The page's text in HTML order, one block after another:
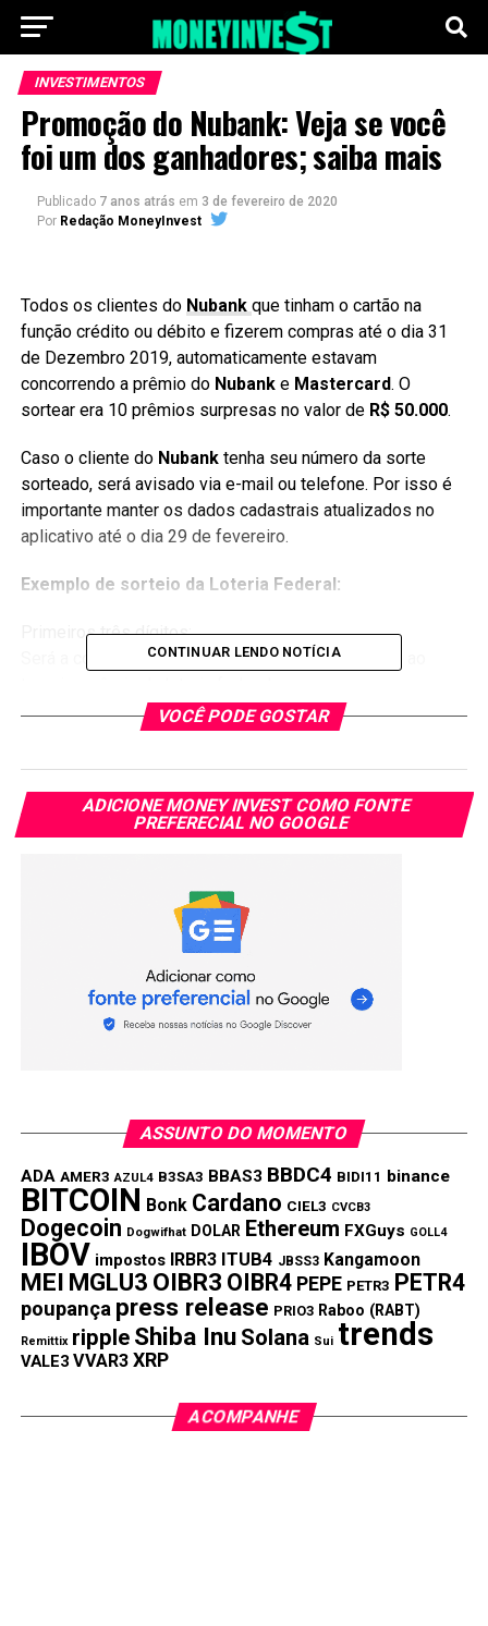
INVESTIMENTOS
Promoção do Nubank: Veja se você
foi um dos ganhadores; saiba mais
Publicado 7 anos atrás em 3 de fevereiro de 2020
Por Redação MoneyInvest
Todos os clientes do Nubank que tinham o cartão na
função crédito ou débito e fizerem compras até o dia 31
de Dezembro 2019, automaticamente estavam
concorrendo a prêmio do Nubank e Mastercard. O
sortear era 10 prêmios surpresas no valor de R$ 50.000.
Caso o cliente do Nubanktenha seu número da sorte
sorteado, será avisado via e-mail ou telefone. Por isso é
importante manter os dados cadastrais atualizados no
aplicativo até o dia 29 de fevereiro.
Exemplo de sorteio da Loteria Federal:
Primeiros três dígitos:
Será a combinação da casa da dezena do primeiro ao
Últimos cinco dígitos:
O sorteio foi realizado pela Loteria
Federal no dia 01 de Fevereiro de
1° 47.258
2° 07.196
3° 89.369
4° 01.136
5° 79.861
Números da sorte do Nubank:
2° 596/86.962
CONTINUAR LENDO NOTÍCIA
VOCÊ PODE GOSTAR
ADICIONE MONEY INVEST COMO FONTE
PREFERECIAL NO GOOGLE
ASSUNTO DO MOMENTO
ADA AMER3 AZUL4 B3SA3 BBAS3 BBDC4 BIDI11 binance
BITCOIN Bonk Cardano CIEL3 CVCB3
Dogecoin Dogwifhat DOLAR Ethereum FXGuys GOLL4
IBOV impostos IRBR3 ITUB4 JBSS3 Kangamoon
MEI MGLU3 OIBR3 OIBR4 PEPE PETR3 PETR4
poupança press release PRIO3 Raboo (RABT)
Remittix ripple Shiba Inu Solana Sui trends
VALE3 VVAR3 XRP
ACOMPANHE